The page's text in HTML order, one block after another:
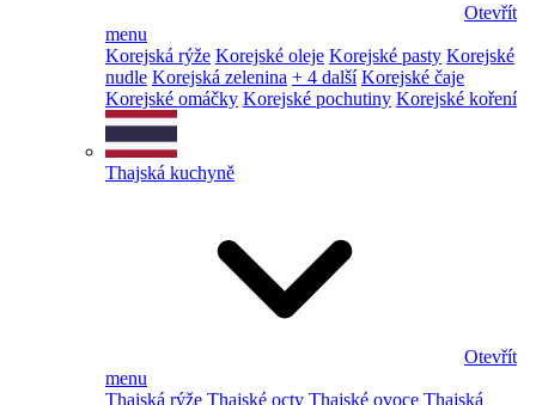
Otevřít
menu
Korejská rýže Korejské oleje Korejské pasty Korejské
nudle Korejská zelenina + 4 další Korejské čaje
Korejské omáčky Korejské pochutiny Korejské koření
Thajská kuchyně
Otevřít
menu
Thajská rýže Thajské octy Thajské ovoce Thajská